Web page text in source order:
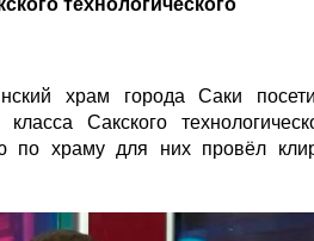
технологического
храм города Саки
Сакского
по храму для них провёл